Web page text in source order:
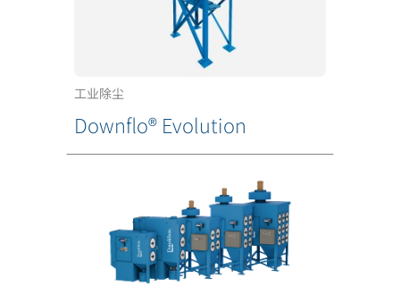
工业除尘
Downflo® Evolution